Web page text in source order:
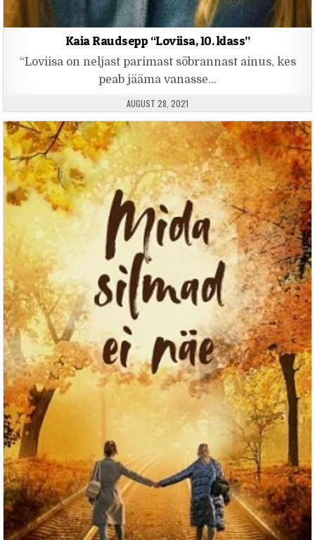
Kaia Raudsepp “Loviisa, 10. klass”
“Loviisa on neljast parimast sõbrannast ainus, kes
peab jääma vanasse…
PUBLISHED DATE:
AUGUST 28, 2021